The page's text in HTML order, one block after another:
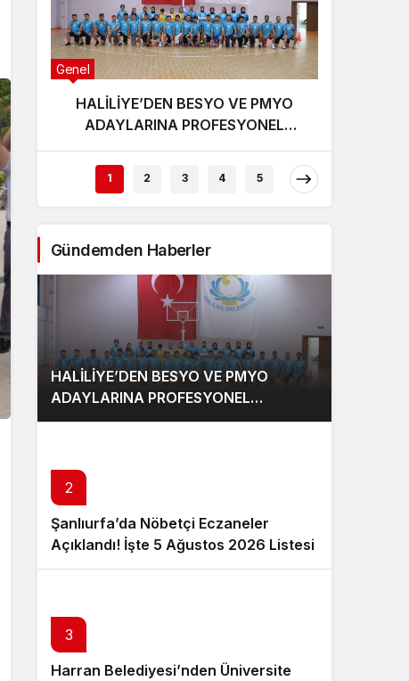
Genel
HALİLİYE’DEN BESYO VE PMYO
ADAYLARINA PROFESYONEL
1 2 3 4 5
Gündemden Haberler
HALİLİYE’DEN BESYO VE PMYO
ADAYLARINA PROFESYONEL
HAZIRLIK DESTEĞİ
2
Şanlıurfa’da Nöbetçi Eczaneler
Açıklandı! İşte 5 Ağustos 2026 Listesi
3
Harran Belediyesi’nden Üniversite